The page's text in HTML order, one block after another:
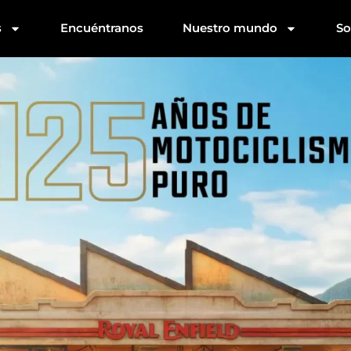
Encuéntranos Nuestro mundo